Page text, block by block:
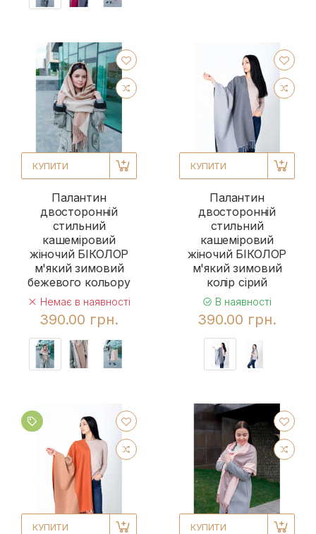
КУПИТИ
Палантин
двосторонній
стильний
кашеміровий
жіночий БІКОЛОР
м'який зимовий
бежевого кольору
Немає в наявності
390.00 грн.
КУПИТИ
Палантин
двосторонній
стильний
кашеміровий
жіночий БІКОЛОР
м'який зимовий
колір сірий
В наявності
390.00 грн.
КУПИТИ КУПИТИ